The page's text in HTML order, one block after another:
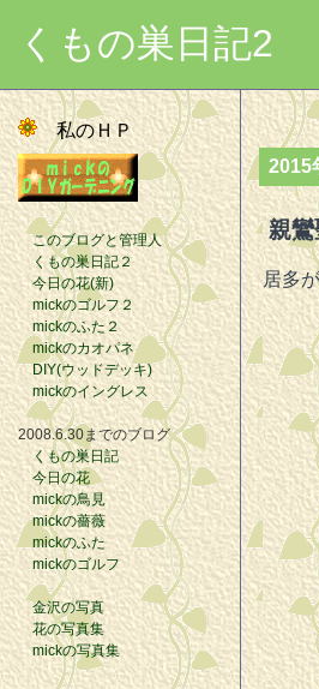
くもの巣日記2
私のＨＰ
このブログと管理人
くもの巣日記２
今日の花(新)
mickのゴルフ２
mickのふた２
mickのカオパネ
DIY(ウッドデッキ)
mickのイングレス
2008.6.30までのブログ
くもの巣日記
今日の花
mickの鳥見
mickの薔薇
mickのふた
mickのゴルフ
金沢の写真
花の写真集
mickの写真集
2015
親
居多